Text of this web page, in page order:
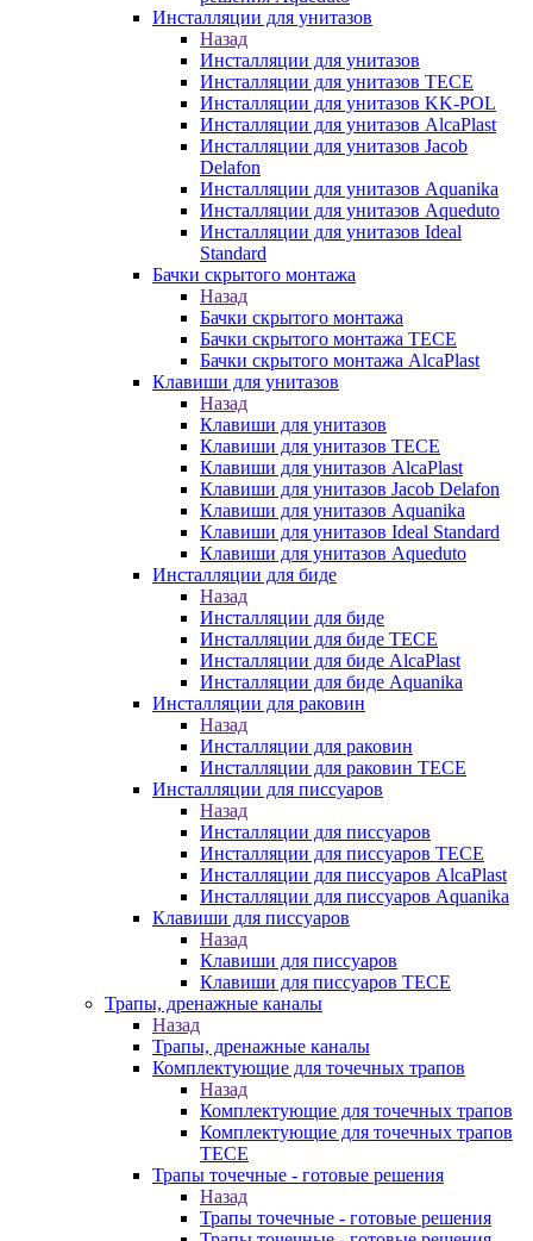
Инсталляции для унитазов
Назад
Инсталляции для унитазов
Инсталляции для унитазов TECE
Инсталляции для унитазов KK-POL
Инсталляции для унитазов AlcaPlast
Инсталляции для унитазов Jacob
Delafon
Инсталляции для унитазов Aquanika
Инсталляции для унитазов Aqueduto
Инсталляции для унитазов Ideal
Standard
Бачки скрытого монтажа
Назад
Бачки скрытого монтажа
Бачки скрытого монтажа TECE
Бачки скрытого монтажа AlcaPlast
Клавиши для унитазов
Назад
Клавиши для унитазов
Клавиши для унитазов TECE
Клавиши для унитазов AlcaPlast
Клавиши для унитазов Jacob Delafon
Клавиши для унитазов Aquanika
Клавиши для унитазов Ideal Standard
Клавиши для унитазов Aqueduto
Инсталляции для биде
Назад
Инсталляции для биде
Инсталляции для биде TECE
Инсталляции для биде AlcaPlast
Инсталляции для биде Aquanika
Инсталляции для раковин
Назад
Инсталляции для раковин
Инсталляции для раковин TECE
Инсталляции для писсуаров
Назад
Инсталляции для писсуаров
Инсталляции для писсуаров TECE
Инсталляции для писсуаров AlcaPlast
Инсталляции для писсуаров Aquanika
Клавиши для писсуаров
Назад
Клавиши для писсуаров
Клавиши для писсуаров TECE
Трапы, дренажные каналы
Назад
Трапы, дренажные каналы
Комплектующие для точечных трапов
Назад
Комплектующие для точечных трапов
Комплектующие для точечных трапов
TECE
Трапы точечные - готовые решения
Назад
Трапы точечные - готовые решения